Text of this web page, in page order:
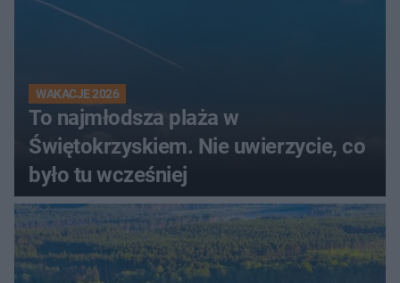
WAKACJE 2026
To najmłodsza plaża w
Świętokrzyskiem. Nie uwierzycie, co
było tu wcześniej